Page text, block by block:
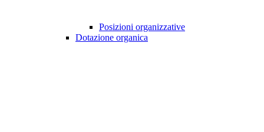
Posizioni organizzative
Dotazione organica